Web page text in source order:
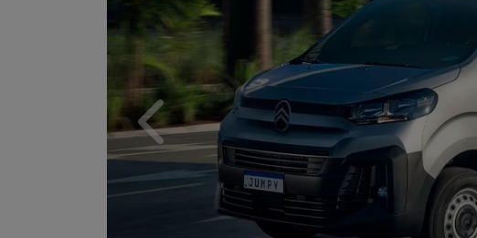
Anterior